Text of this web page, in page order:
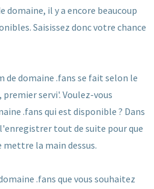
domaine, il y a encore beaucoup
Saisissez donc votre chance
domaine .fans se fait selon le
servi'. Voulez-vous
.fans qui est disponible ? Dans
tout de suite pour que
mettre la main dessus.
.fans que vous souhaitez